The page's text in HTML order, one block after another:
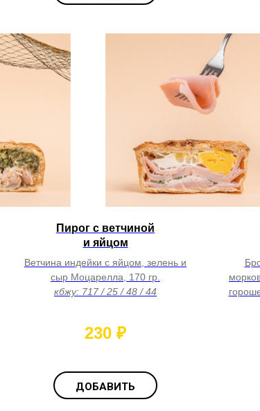
Пирог с ветчиной
и яйцом
Ветчина индейки с яйцом, зелень и
сыр Моцарелла, 170 гр.
кбжу: 717 / 25 / 48 / 44
230 ₽
ДОБАВИТЬ